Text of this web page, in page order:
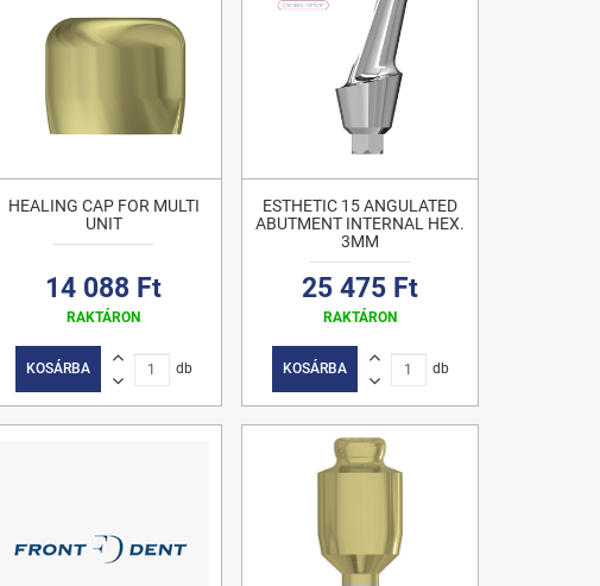
HEALING CAP FOR MULTI
UNIT
14 088 Ft
RAKTÁRON
KOSÁRBA db
ESTHETIC 15 ANGULATED
ABUTMENT INTERNAL HEX.
3MM
25 475 Ft
RAKTÁRON
KOSÁRBA db